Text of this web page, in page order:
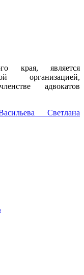
края, является
организацией,
адвокатов
Светлана